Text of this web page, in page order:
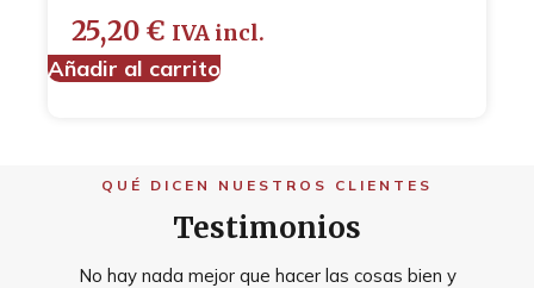
25,20 € IVA incl.
Añadir al carrito
QUÉ DICEN NUESTROS CLIENTES
Testimonios
No hay nada mejor que hacer las cosas bien y